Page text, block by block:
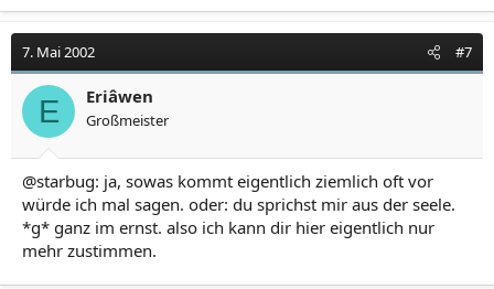
7. Mai 2002 #7
E Eriâwen
Großmeister
@starbug: ja, sowas kommt eigentlich ziemlich oft vor
würde ich mal sagen. oder: du sprichst mir aus der seele.
*g* ganz im ernst. also ich kann dir hier eigentlich nur
mehr zustimmen.